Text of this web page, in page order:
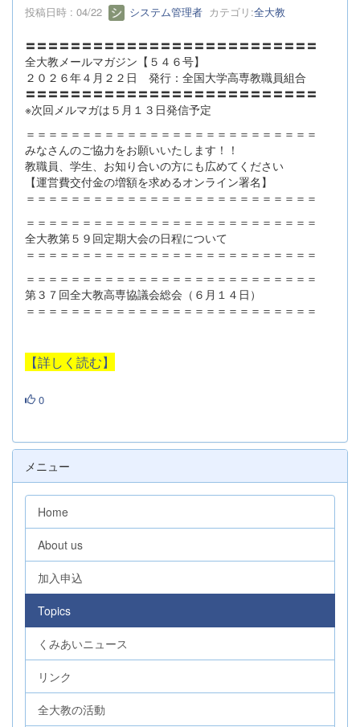
投稿日時 : 04/22 システム管理者 カテゴリ:全大教
〓〓〓〓〓〓〓〓〓〓〓〓〓〓〓〓〓〓〓〓〓〓〓〓〓〓
全大教メールマガジン【５４６号】
２０２６年４月２２日 発行：全国大学高専教職員組合
〓〓〓〓〓〓〓〓〓〓〓〓〓〓〓〓〓〓〓〓〓〓〓〓〓〓
※次回メルマガは５月１３日発信予定
＝＝＝＝＝＝＝＝＝＝＝＝＝＝＝＝＝＝＝＝＝＝＝＝＝＝
みなさんのご協力をお願いいたします！！
教職員、学生、お知り合いの方にも広めてください
【運営費交付金の増額を求めるオンライン署名】
＝＝＝＝＝＝＝＝＝＝＝＝＝＝＝＝＝＝＝＝＝＝＝＝＝＝
＝＝＝＝＝＝＝＝＝＝＝＝＝＝＝＝＝＝＝＝＝＝＝＝＝＝
全大教第５９回定期大会の日程について
＝＝＝＝＝＝＝＝＝＝＝＝＝＝＝＝＝＝＝＝＝＝＝＝＝＝
＝＝＝＝＝＝＝＝＝＝＝＝＝＝＝＝＝＝＝＝＝＝＝＝＝＝
第３７回全大教高専協議会総会（６月１４日）
＝＝＝＝＝＝＝＝＝＝＝＝＝＝＝＝＝＝＝＝＝＝＝＝＝＝
【詳しく読む】
0
メニュー
Home
About us
加入申込
Topics
くみあいニュース
リンク
全大教の活動